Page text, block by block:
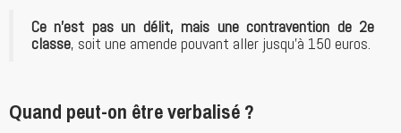
Ce n’est pas un délit, mais une contravention de 2e
classe, soit une amende pouvant aller jusqu’à 150 euros.
Quand peut-on être verbalisé ?